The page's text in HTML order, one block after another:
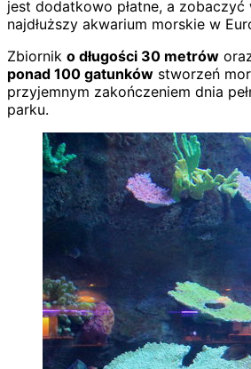
jest dodatkowo płatne, a zobaczyć
najdłuższy akwarium morskie w
Zbiornik o długości 30 metrów
ponad 100 gatunków stworzeń
przyjemnym zakończeniem dnia
parku.